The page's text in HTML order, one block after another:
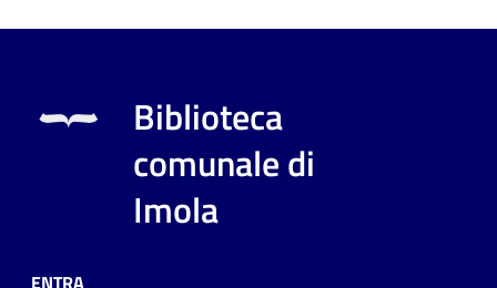
fare
Scopri
Biblioteca
comunale di
Imola